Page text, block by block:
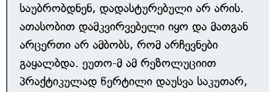
საუბრობდნენ, დადასტურებული არ არის.
ათასობით დამკვირვებელი იყო და მათგან
არცერთი არ ამბობს, რომ არჩევნები
გაყალბდა. ეუთო-მ ამ რეზოლუციით
პრაქტიკულად წერტილი დაუსვა საკუთარ,